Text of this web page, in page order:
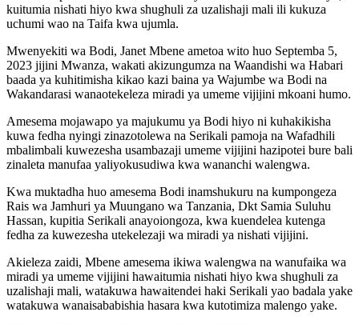
kuitumia nishati hiyo kwa shughuli za uzalishaji mali ili kukuza
uchumi wao na Taifa kwa ujumla.
Mwenyekiti wa Bodi, Janet Mbene ametoa wito huo Septemba 5,
2023 jijini Mwanza, wakati akizungumza na Waandishi wa Habari
baada ya kuhitimisha kikao kazi baina ya Wajumbe wa Bodi na
Wakandarasi wanaotekeleza miradi ya umeme vijijini mkoani humo.
Amesema mojawapo ya majukumu ya Bodi hiyo ni kuhakikisha
kuwa fedha nyingi zinazotolewa na Serikali pamoja na Wafadhili
mbalimbali kuwezesha usambazaji umeme vijijini hazipotei bure bali
zinaleta manufaa yaliyokusudiwa kwa wananchi walengwa.
Kwa muktadha huo amesema Bodi inamshukuru na kumpongeza
Rais wa Jamhuri ya Muungano wa Tanzania, Dkt Samia Suluhu
Hassan, kupitia Serikali anayoiongoza, kwa kuendelea kutenga
fedha za kuwezesha utekelezaji wa miradi ya nishati vijijini.
Akieleza zaidi, Mbene amesema ikiwa walengwa na wanufaika wa
miradi ya umeme vijijini hawaitumia nishati hiyo kwa shughuli za
uzalishaji mali, watakuwa hawaitendei haki Serikali yao badala yake
watakuwa wanaisababishia hasara kwa kutotimiza malengo yake.